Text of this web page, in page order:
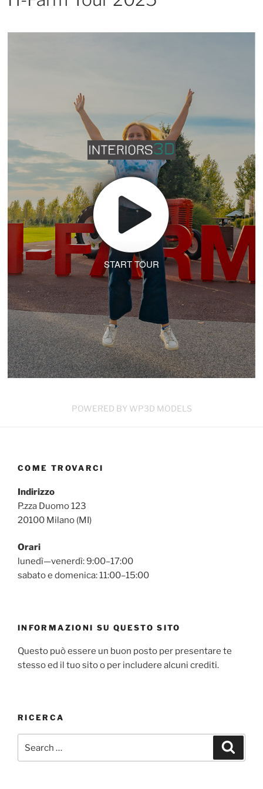
START TOUR
POWERED BY WP3D MODELS
COME TROVARCI
Indirizzo
P.zza Duomo 123
20100 Milano (MI)
Orari
lunedì—venerdì: 9:00–17:00
sabato e domenica: 11:00–15:00
INFORMAZIONI SU QUESTO SITO
Questo può essere un buon posto per presentare te
stesso ed il tuo sito o per includere alcuni crediti.
RICERCA
for: